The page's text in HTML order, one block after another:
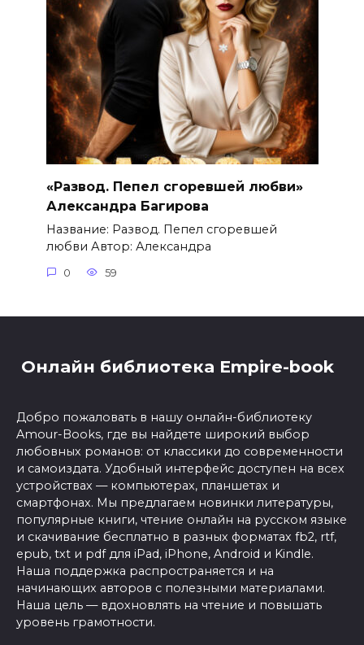
«Развод. Пепел сгоревшей любви»
Александра Багирова
Название: Развод. Пепел сгоревшей
любви Автор: Александра
0 59
Онлайн библиотека Empire-book
Добро пожаловать в нашу онлайн-библиотеку
Amour-Books, где вы найдете широкий выбор
любовных романов: от классики до современности
и самоиздата. Удобный интерфейс доступен на всех
устройствах — компьютерах, планшетах и
смартфонах. Мы предлагаем новинки литературы,
популярные книги, чтение онлайн на русском языке
и скачивание бесплатно в разных форматах fb2, rtf,
epub, txt и pdf для iPad, iPhone, Android и Kindle.
Наша поддержка распространяется и на
начинающих авторов с полезными материалами.
Наша цель — вдохновлять на чтение и повышать
уровень грамотности.